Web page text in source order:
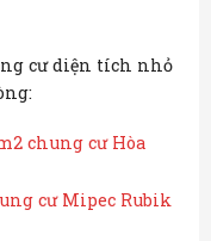
cư diện tích nhỏ
chung cư Hòa
cư Mipec Rubik